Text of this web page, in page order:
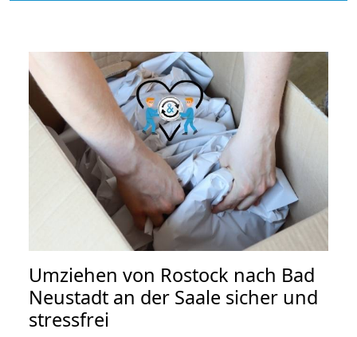
Umziehen von Rostock nach Bad
Neustadt an der Saale sicher und
stressfrei